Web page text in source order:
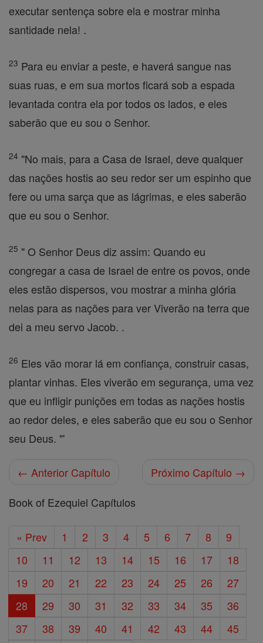
executar sentença sobre ela e mostrar minha
santidade nela! .
23 Para eu enviar a peste, e haverá sangue nas
suas ruas, e em sua mortos ficará sob a espada
levantada contra ela por todos os lados, e eles
saberão que eu sou o Senhor.
24 "No mais, para a Casa de Israel, deve qualquer
das nações hostis ao seu redor ser um espinho que
fere ou uma sarça que as lágrimas, e eles saberão
que eu sou o Senhor.
25 " O Senhor Deus diz assim: Quando eu
congregar a casa de Israel de entre os povos, onde
eles estão dispersos, vou mostrar a minha glória
nelas para as nações para ver Viverão na terra que
dei a meu servo Jacob. .
26 Eles vão morar lá em confiança, construir casas,
plantar vinhas. Eles viverão em segurança, uma vez
que eu infligir punições em todas as nações hostis
ao redor deles, e eles saberão que eu sou o Senhor
seu Deus. "'
← Anterior Capítulo
Próximo Capítulo →
Book of Ezequiel Capítulos
« Prev 1 2 3 4 5 6 7 8
9
10
11 12 13 14 15 16 17
18
19
20 21 22 23 24 25 26
27
28
29 30 31 32 33 34 35
36
37
38 39 40 41 42 43 44
45